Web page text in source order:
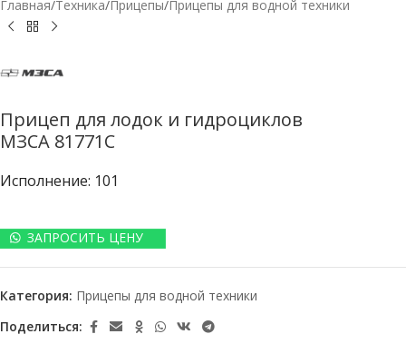
Главная/Техника/Прицепы/Прицепы для водной техники
Прицеп для лодок и гидроциклов
МЗСА 81771C
Исполнение: 101
ЗАПРОСИТЬ ЦЕНУ
Категория: Прицепы для водной техники
Поделиться: